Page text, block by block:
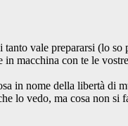
vale prepararsi (lo
macchina con te le
in nome della libertà di
lo vedo, ma cosa non